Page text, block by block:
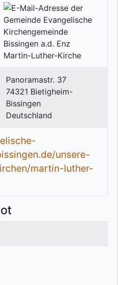
Panoramastr. 37
74321 Bietigheim-
Bissingen
Deutschland
unsere-
martin-luther-